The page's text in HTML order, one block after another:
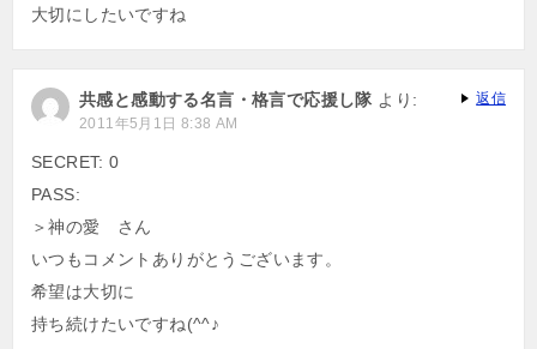
大切にしたいですね
共感と感動する名言・格言で応援し隊 より:
2011年5月1日 8:38 AM
SECRET: 0
PASS:
＞神の愛 さん
いつもコメントありがとうございます。
希望は大切に
持ち続けたいですね(^^♪
返信